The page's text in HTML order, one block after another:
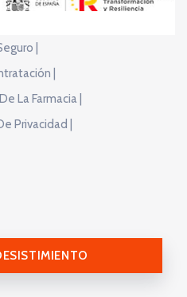
|
|
La Farmacia |
Privacidad |